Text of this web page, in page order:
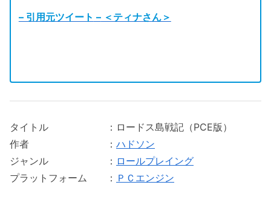
– 引用元ツイート –＜ティナさん＞
タイトル ：ロードス島戦記（PCE版）
作者 ： ハドソン
ジャンル ： ロールプレイング
プラットフォーム ： ＰＣエンジン